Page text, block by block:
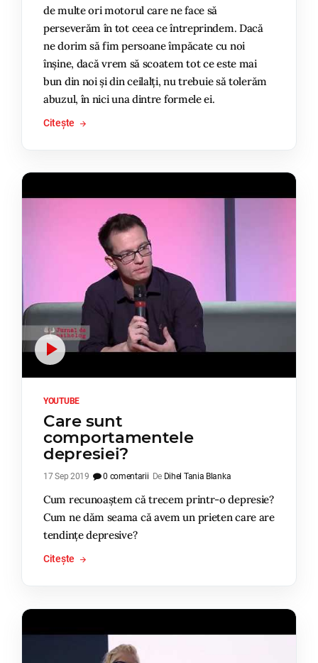
de multe ori motorul care ne face să
perseverăm în tot ceea ce întreprindem. Dacă
ne dorim să fim persoane împăcate cu noi
înșine, dacă vrem să scoatem tot ce este mai
bun din noi și din ceilalți, nu trebuie să tolerăm
abuzul, în nici una dintre formele ei.
Citește
YOUTUBE
Care sunt
comportamentele
depresiei?
17 Sep 2019 0 comentarii De Dihel Tania Blanka
Cum recunoaștem că trecem printr-o depresie?
Cum ne dăm seama că avem un prieten care are
tendințe depresive?
Citește